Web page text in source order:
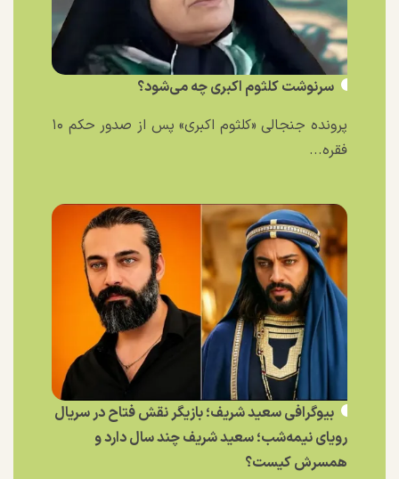
سرنوشت کلثوم اکبری چه می‌شود؟
پرونده جنجالی «کلثوم اکبری» پس از صدور حکم ۱۰
فقره...
بیوگرافی سعید شریف؛ بازیگر نقش فتاح در سریال
رویای نیمه‌شب؛ سعید شریف چند سال دارد و
همسرش کیست؟